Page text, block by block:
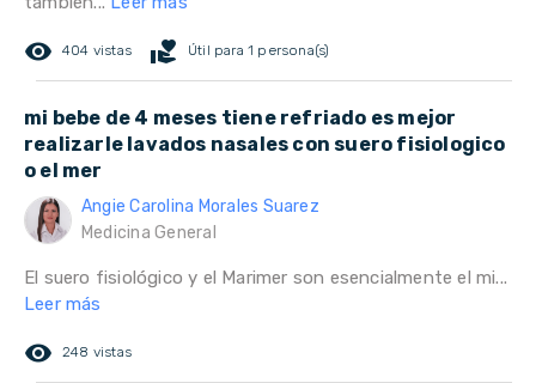
remove_red_eye 404 vistas volunteer_activism Útil para 1 persona(s)
mi bebe de 4 meses tiene refriado es mejor
realizarle lavados nasales con suero fisiologico
o el mer
Angie Carolina Morales Suarez
Medicina General
El suero fisiológico y el Marimer son esencialmente el mi...
Leer más
remove_red_eye 248 vistas